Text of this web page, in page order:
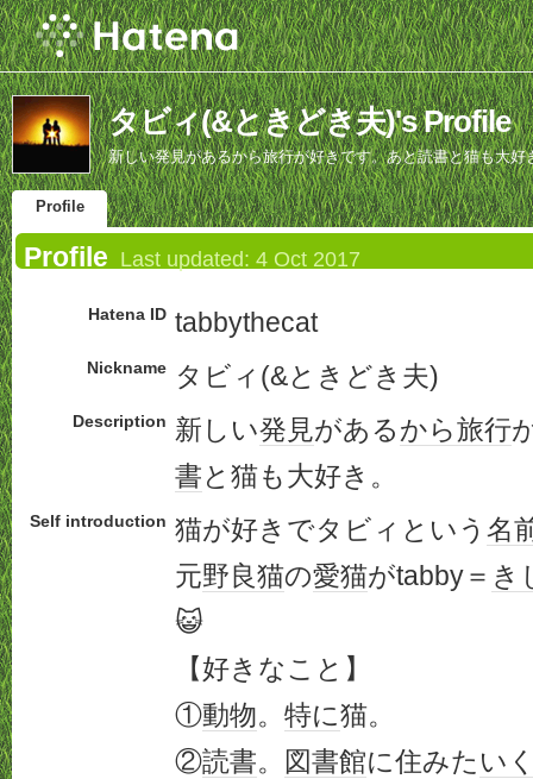
タビィ(&ときどき夫)'s Profile
新しい発見があるから旅行が好きです。あと読書と猫も大好
Profile
Profile Last updated: 4 Oct 2017
Hatena ID tabbythecat
Nickname タビィ(&ときどき夫)
Description 新しい発見があるから旅行
書と猫も大好き。
Self introduction 猫が好きでタビィという 名
元野良猫の愛猫がtabby＝ き
😺
【好きなこと】
①動物。 特に猫。
②読書。 図書館に住みた い